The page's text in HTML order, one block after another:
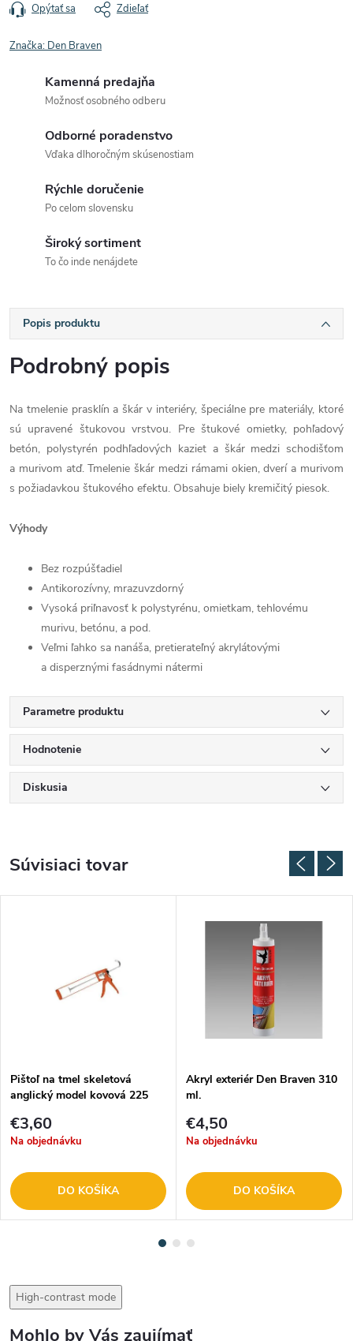
Opýtať sa Zdieľať
Značka: Den Braven
Kamenná predajňa
Možnosť osobného odberu
Odborné poradenstvo
Vďaka dlhoročným skúsenostiam
Rýchle doručenie
Po celom slovensku
Široký sortiment
To čo inde nenájdete
Popis produktu
Podrobný popis
Na tmelenie prasklín a škár v interiéry, špeciálne pre materiály, ktoré
sú upravené štukovou vrstvou. Pre štukové omietky, pohľadový
betón, polystyrén podhľadových kaziet a škár medzi schodišťom
a murivom atď. Tmelenie škár medzi rámami okien, dverí a murivom
s požiadavkou štukového efektu. Obsahuje biely kremičitý piesok.
Výhody
Bez rozpúšťadiel
Antikorozívny, mrazuvzdorný
Vysoká priľnavosť k polystyrénu, omietkam, tehlovému
murivu, betónu, a pod.
Veľmi ľahko sa nanáša, pretierateľný akrylátovými
a disperznými fasádnymi nátermi
Parametre produktu
Hodnotenie
Diskusia
Súvisiaci tovar
Pištoľ na tmel skeletová
anglický model kovová 225
€3,60
Na objednávku
DO KOŠÍKA
Akryl exteriér Den Braven 310
ml.
€4,50
Na objednávku
DO KOŠÍKA
High-contrast mode
Mohlo by Vás zaujímať